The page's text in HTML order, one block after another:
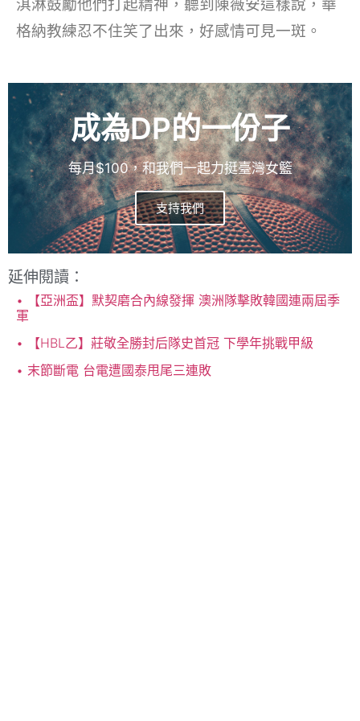
淇淋鼓勵他們打起精神，聽到陳薇安這樣說，華
格納教練忍不住笑了出來，好感情可見一斑。
成為DP的一份子
每月$100，和我們一起力挺臺灣女籃
支持我們
延伸閱讀：
【亞洲盃】默契磨合內線發揮 澳洲隊擊敗韓國連兩屆季
軍
【HBL乙】莊敬全勝封后隊史首冠 下學年挑戰甲級
末節斷電 台電遭國泰甩尾三連敗